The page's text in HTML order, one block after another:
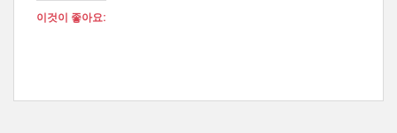
이것이 좋아요: